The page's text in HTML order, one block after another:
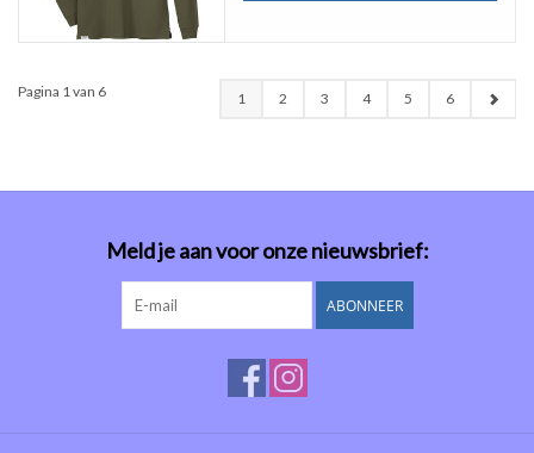
Pagina 1 van 6 1 2 3 4 5 6
Meld je aan voor onze nieuwsbrief:
ABONNEER